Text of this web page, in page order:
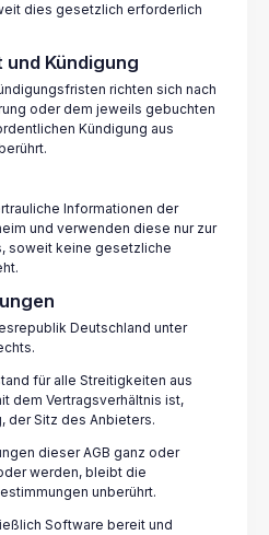
dies gesetzlich erforderlich
Kündigung
richten sich nach
oder dem jeweils gebuchten
Kündigung aus
Informationen der
und verwenden diese nur zur
soweit keine gesetzliche
Deutschland unter
für alle Streitigkeiten aus
dem Vertragsverhältnis ist,
der Sitz des Anbieters.
dieser AGB ganz oder
werden, bleibt die
unberührt.
Software bereit und